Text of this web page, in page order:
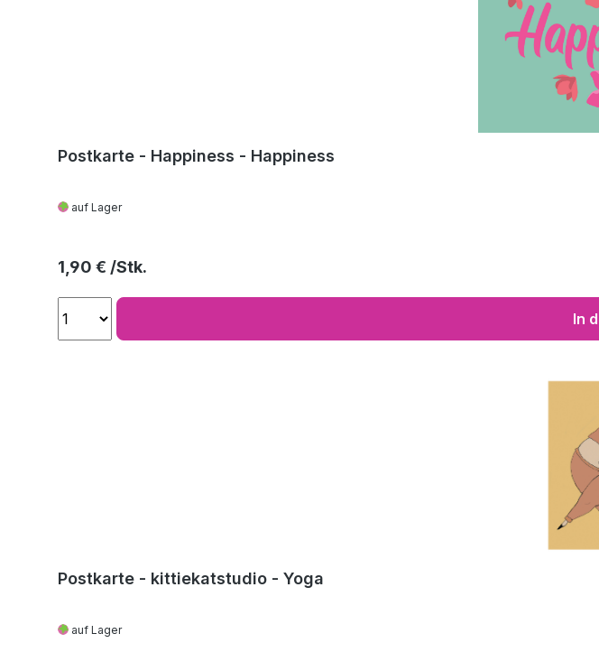
Postkarte - Happiness - Happiness
auf Lager
Regulärer Preis:
1,90 €
In
Postkarte - kittiekatstudio - Yoga
auf Lager